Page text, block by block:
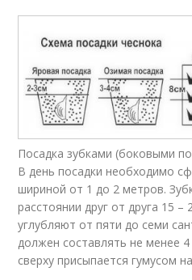
Посадка зубками (боковыми
В день посадки необходимо
шириной от 1 до 2 метров.
расстоянии друг от друга 15 –
углубляют от пяти до семи
должен составлять не менее
сверху присыпается гумусом